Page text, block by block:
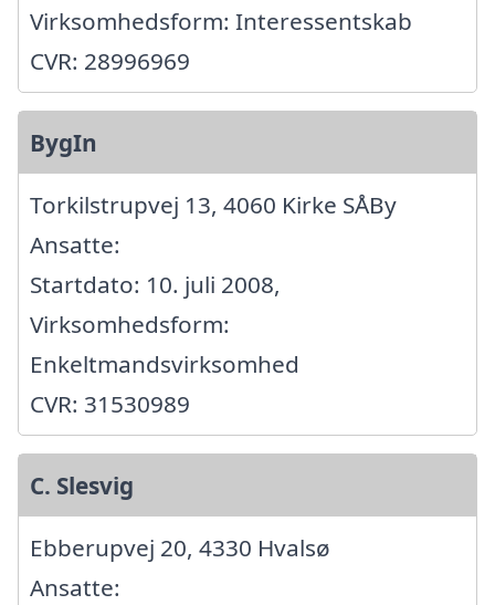
Virksomhedsform: Interessentskab
CVR: 28996969
BygIn
Torkilstrupvej 13, 4060 Kirke SÅBy
Ansatte:
Startdato: 10. juli 2008,
Virksomhedsform:
Enkeltmandsvirksomhed
CVR: 31530989
C. Slesvig
Ebberupvej 20, 4330 Hvalsø
Ansatte: